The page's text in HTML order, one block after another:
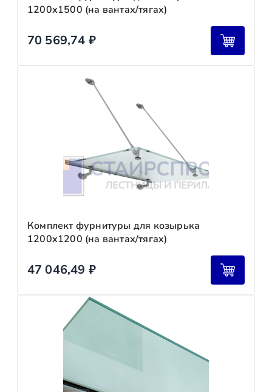
1200х1500 (на вантах/тягах)
70 569,74 ₽
Комплект фурнитуры для козырька
1200х1200 (на вантах/тягах)
47 046,49 ₽